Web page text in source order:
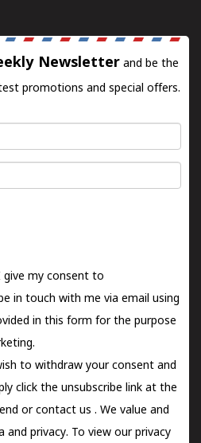
Newsletter and be the
promotions and special offers.
give my consent to
in touch with me via email using
in this form for the purpose
to withdraw your consent and
click the unsubscribe link at the
orcontact us . We value and
privacy. To view our privacy